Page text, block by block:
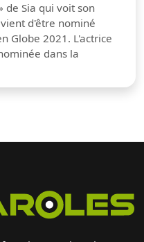
de Sia qui voit son
d'être nominé
Globe 2021. L'actrice
dans la